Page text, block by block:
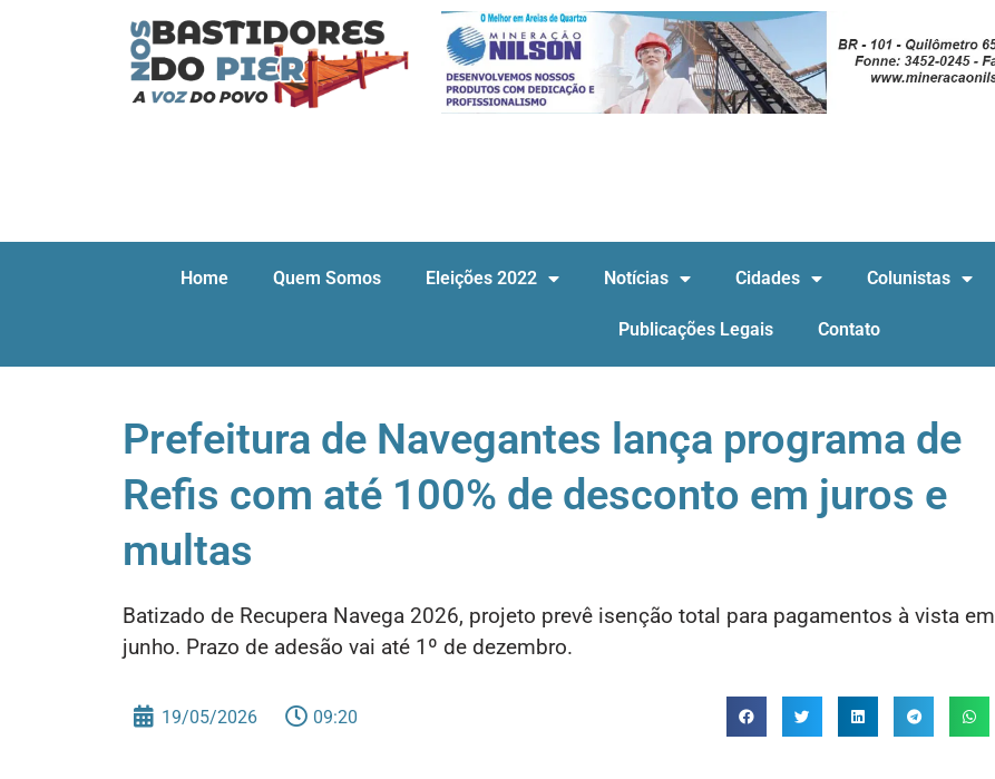
Home Quem Somos Eleições 2022 Notícias Cidades Colunistas
Publicações Legais Contato
Prefeitura de Navegantes lança programa de
Refis com até 100% de desconto em juros e
multas
Batizado de Recupera Navega 2026, projeto prevê isenção total para pagamentos à vista em
junho. Prazo de adesão vai até 1º de dezembro.
19/05/2026 09:20